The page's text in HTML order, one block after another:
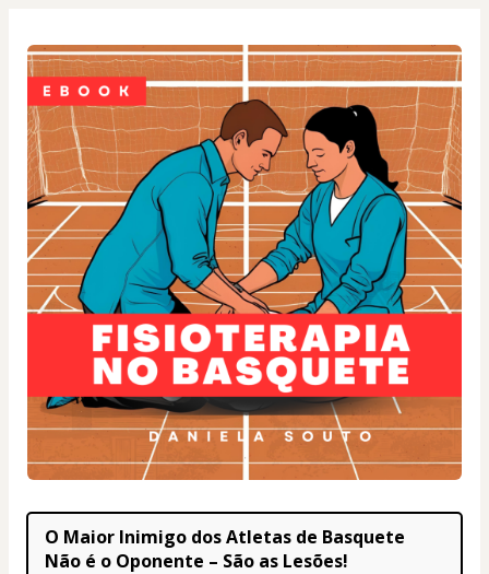
O Maior Inimigo dos Atletas de Basquete
Não é o Oponente – São as Lesões!